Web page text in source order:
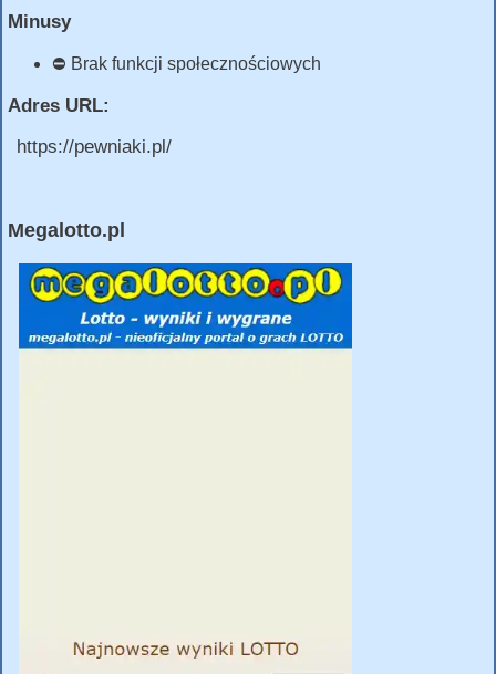
Minusy
⛔ Brak funkcji społecznościowych
Adres URL:
https://pewniaki.pl/
Megalotto.pl